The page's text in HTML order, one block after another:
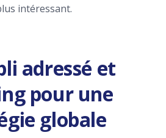
intéressant.
adressé et
pour une
globale